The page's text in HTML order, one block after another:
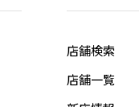
店舗検索
店舗一覧